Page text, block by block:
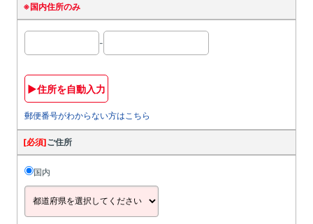
※国内住所のみ
-
▶住所を自動入力
郵便番号がわからない方はこちら
[必須]ご住所
国内